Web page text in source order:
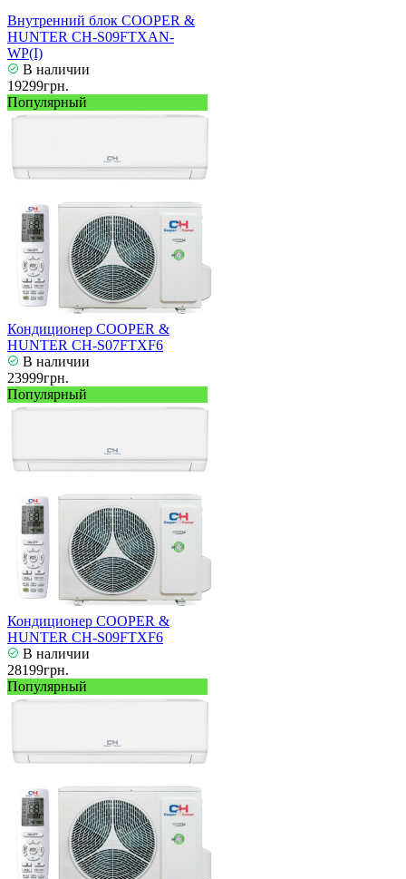
Внутренний блок COOPER &
HUNTER CH-S09FTXAN-
WP(I)
В наличии
19299грн.
Популярный
Кондиционер COOPER &
HUNTER CH-S07FTXF6
В наличии
23999грн.
Популярный
Кондиционер COOPER &
HUNTER CH-S09FTXF6
В наличии
28199грн.
Популярный